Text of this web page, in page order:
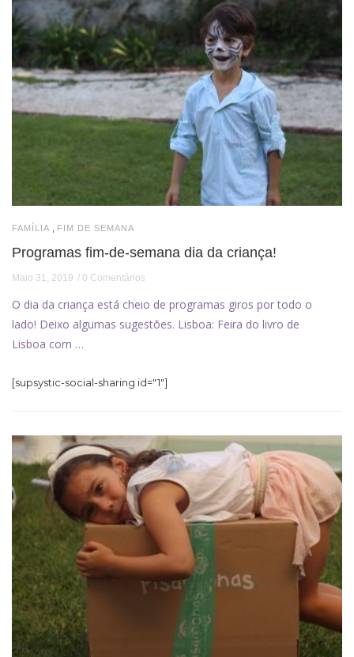
FAMÍLIA FIM DE SEMANA
Programas fim-de-semana dia da criança!
Maio 31, 2019 0 Comentários
O dia da criança está cheio de programas giros por todo o
lado! Deixo algumas sugestões. Lisboa: Feira do livro de
Lisboa com …
[supsystic-social-sharing id="1"]